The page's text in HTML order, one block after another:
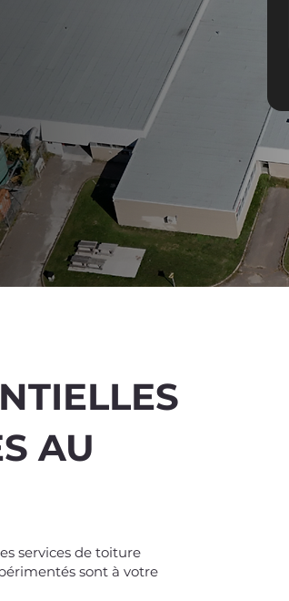
off
AU
services de toiture
sont à votre